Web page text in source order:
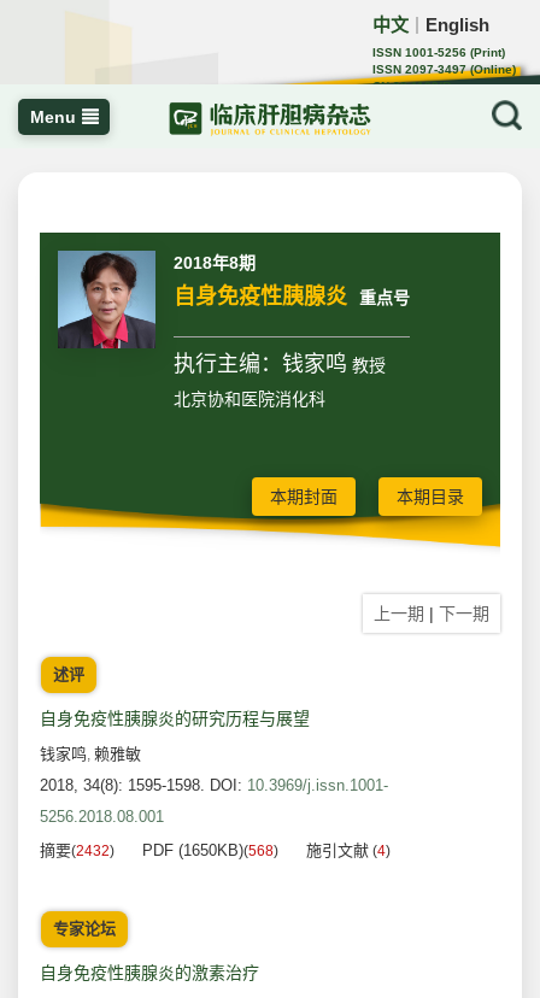
中文 English
ISSN 1001-5256 (Print)
ISSN 2097-3497 (Online)
CN 22-1108/R
Menu
2018年8期
自身免疫性胰腺炎 重点号
执行主编：钱家鸣 教授
北京协和医院消化科
本期封面 本期目录
上一期 | 下一期
述评
自身免疫性胰腺炎的研究历程与展望
钱家鸣, 赖雅敏
2018, 34(8): 1595-1598. DOI: 10.3969/j.issn.1001-
5256.2018.08.001
摘要(2432) PDF (1650KB)(568) 施引文献 (4)
专家论坛
自身免疫性胰腺炎的激素治疗